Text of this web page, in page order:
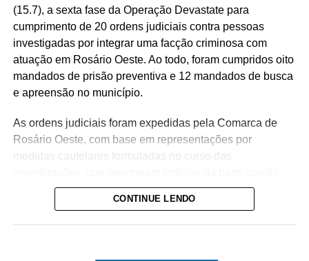
(15.7), a sexta fase da Operação Devastate para
cumprimento de 20 ordens judiciais contra pessoas
investigadas por integrar uma facção criminosa com
atuação em Rosário Oeste. Ao todo, foram cumpridos oito
mandados de prisão preventiva e 12 mandados de busca
e apreensão no município.
As ordens judiciais foram expedidas pela Comarca de
Rosário Oeste, com base em representações por
medidas cautelares formuladas no curso das
dos alvos no tráfico de drogas na região.
CONTINUE LENDO